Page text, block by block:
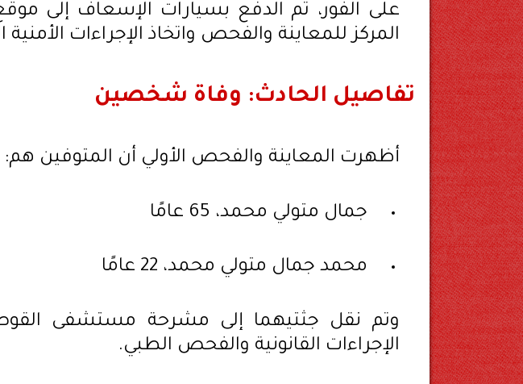
على الفور، تم الدفع بسيارات الإسعاف إلى
المركز للمعاينة والفحص واتخاذ الإجراءات الأمنية
تفاصيل الحادث: وفاة شخصين
أظهرت المعاينة والفحص الأولي أن المتوفين هم:
جمال متولي محمد، 65 عامًا
محمد جمال متولي محمد، 22 عامًا
وتم نقل جثتيهما إلى مشرحة مستشفى
الإجراءات القانونية والفحص الطبي.